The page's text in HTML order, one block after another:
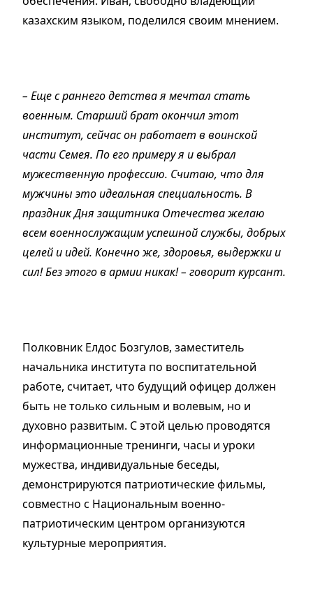
казахским языком, поделился своим мнением.
– Еще с раннего детства я мечтал стать
военным. Старший брат окончил этот
институт, сейчас он работает в воинской
части Семея. По его примеру я и выбрал
мужественную профессию. Считаю, что для
мужчины это идеальная специальность. В
праздник Дня защитника Отечества желаю
всем военнослужащим успешной службы, добрых
целей и идей. Конечно же, здоровья, выдержки и
сил! Без этого в армии никак! – говорит курсант.
Полковник Елдос Бозгулов, заместитель
начальника института по воспитательной
работе, считает, что будущий офицер должен
быть не только сильным и волевым, но и
духовно развитым. С этой целью проводятся
информационные тренинги, часы и уроки
мужества, индивидуальные беседы,
демонстрируются патриотические фильмы,
совместно с Национальным военно-
патриотическим центром организуются
культурные мероприятия.